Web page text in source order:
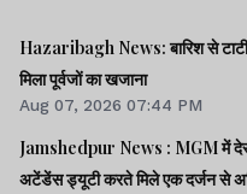
Hazaribagh News: बारिश से
मिला पूर्वजों का खजाना
Aug 07, 2026 07:44 PM
Jamshedpur News : MGM में देर
अटेंडेंस ड्यूटी करते मिले एक दर्जन से